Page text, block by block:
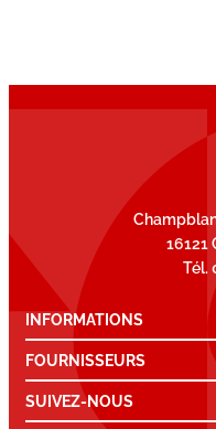
16121
Tél.
INFORMATIONS
FOURNISSEURS
SUIVEZ-NOUS